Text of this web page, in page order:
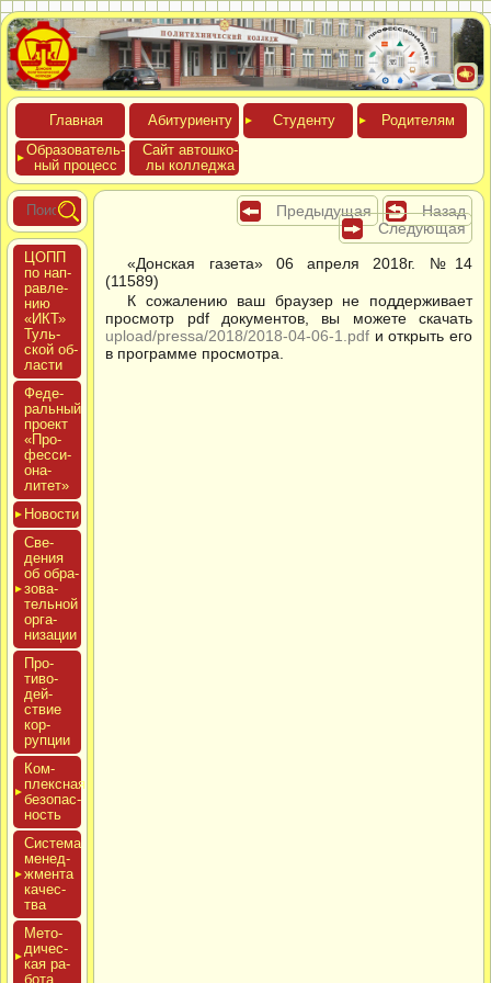
Глав­ная Аби­тури­ен­ту Сту­ден­ту
Роди­телям
Обра­зова­тель­
ный про­цесс
Сайт ав­тошко­
лы кол­леджа
ЦОПП
по нап­
равле­
нию
«ИКТ»
Туль­
ской об­
ласти
Феде­
раль­ный
про­ект
«Про­
фес­си­
она­
литет»
Новос­ти
Све­
дения
об об­ра­
зова­
тель­ной
ор­га­
низа­ции
Про­
тиво­
дей­
ствие
кор­
рупции
Ком­
плексная
бе­зопас­
ность
Сис­те­ма
ме­нед­
жмен­та
ка­чес­
тва
Мето­
дичес­
кая ра­
бота
Предыдущая
Назад
Следующая
«Донская газета» 06 апреля 2018г. №14
(11589)
К сожалению ваш браузер не поддерживает
просмотр pdf документов, вы можете скачать
upload/pressa/2018/2018-04-06-1.pdf и открыть его
в программе просмотра.